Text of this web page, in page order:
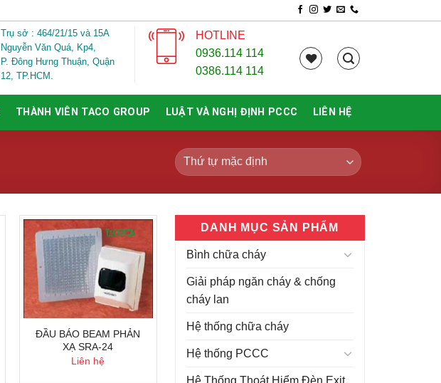
Trụ sở : 464/21/15 và 15A
Nguyễn Văn Quá, Kp4,
P. Đông Hưng Thuận, Quận
12, TP.HCM.
HOTLINE
0936.114 114
0386.114 114
THÀNH VIÊN TACO GROUP LUẬT VÀ NGHỊ ĐỊNH PCCC LIÊN HỆ
ĐẦU BÁO BEAM PHẢN
XẠ SRA-24
Liên hệ
DANH MỤC SẢN PHẨM
Bình chữa cháy
Giải pháp ngăn cháy & chống
cháy lan
Hệ thống chữa cháy
Hệ thống PCCC
Hệ Thống Thoát Hiểm Đèn Exit,